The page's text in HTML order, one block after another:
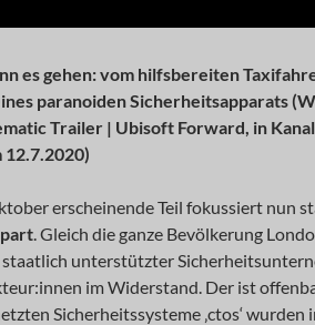
es gehen: vom hilfsbereiten
paranoiden Sicherheitsapparats
Trailer | Ubisoft Forward, in
12.7.2020)
erscheinende Teil fokussiert nun
. Gleich die ganze Bevölkerung
unterstützter
im Widerstand. Der ist
Sicherheitssysteme ‚ctos‘ wurden